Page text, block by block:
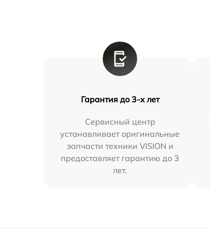
Гарантия до 3-х лет
Сервисный центр
устанавливает оригинальные
запчасти техники VISION и
предоставляет гарантию до 3
лет.